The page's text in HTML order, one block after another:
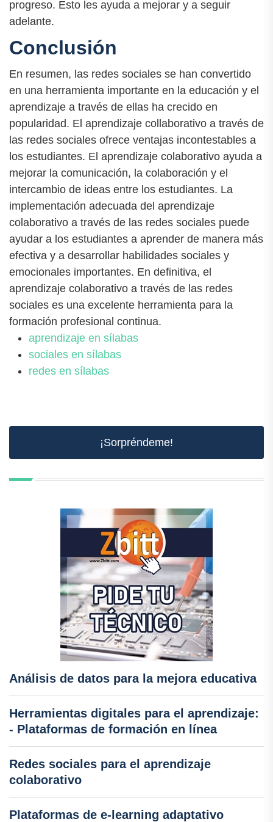
progreso. Esto les ayuda a mejorar y a seguir
adelante.
Conclusión
En resumen, las redes sociales se han convertido
en una herramienta importante en la educación y el
aprendizaje a través de ellas ha crecido en
popularidad. El aprendizaje collaborativo a través de
las redes sociales ofrece ventajas incontestables a
los estudiantes. El aprendizaje colaborativo ayuda a
mejorar la comunicación, la colaboración y el
intercambio de ideas entre los estudiantes. La
implementación adecuada del aprendizaje
colaborativo a través de las redes sociales puede
ayudar a los estudiantes a aprender de manera más
efectiva y a desarrollar habilidades sociales y
emocionales importantes. En definitiva, el
aprendizaje colaborativo a través de las redes
sociales es una excelente herramienta para la
formación profesional continua.
aprendizaje en sílabas
sociales en sílabas
redes en sílabas
¡Sorpréndeme!
Análisis de datos para la mejora educativa
Herramientas digitales para el aprendizaje:
- Plataformas de formación en línea
Redes sociales para el aprendizaje
colaborativo
Plataformas de e-learning adaptativo